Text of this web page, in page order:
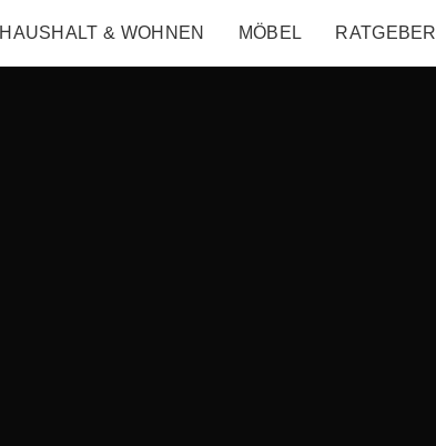
HAUSHALT & WOHNEN MÖBEL RATGEBER